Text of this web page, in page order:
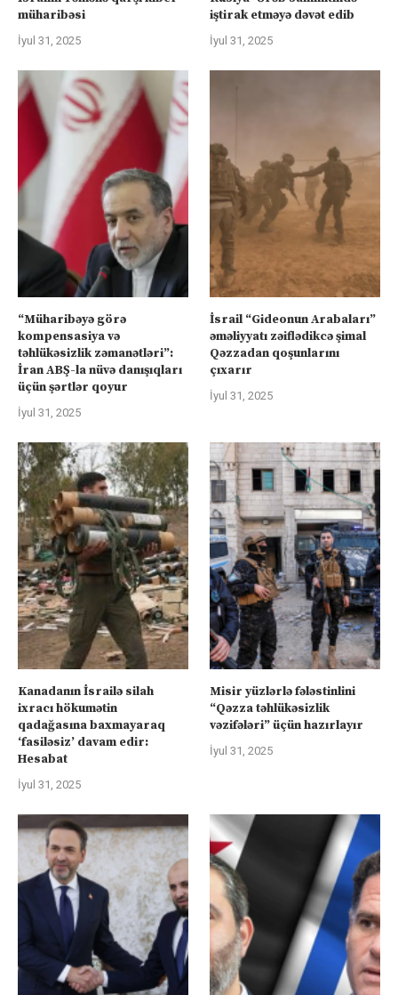
müharibəsi
İyul 31, 2025
iştirak etməyə dəvət edib
İyul 31, 2025
“Müharibəyə görə
kompensasiya və
təhlükəsizlik zəmanətləri”:
İran ABŞ-la nüvə danışıqları
üçün şərtlər qoyur
İyul 31, 2025
İsrail “Gideonun Arabaları”
əməliyyatı zəiflədikcə şimal
Qəzzadan qoşunlarını
çıxarır
İyul 31, 2025
Kanadanın İsrailə silah
ixracı hökumətin
qadağasına baxmayaraq
‘fasiləsiz’ davam edir:
Hesabat
İyul 31, 2025
Misir yüzlərlə fələstinlini
“Qəzza təhlükəsizlik
vəzifələri” üçün hazırlayır
İyul 31, 2025